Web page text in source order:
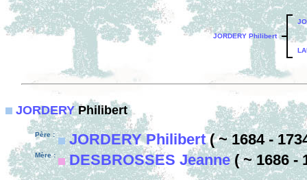
JORDERY Philibert
JORDERYPhilibert
Père : JORDERY Philibert( ~ 1684 -
Mère : DESBROSSES Jeanne( ~ 1686 -